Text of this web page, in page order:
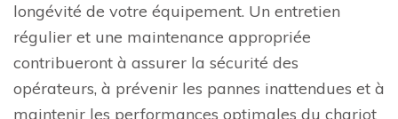
longévité de votre équipement. Un entretien
régulier et une maintenance appropriée
contribueront à assurer la sécurité des
opérateurs, à prévenir les pannes inattendues et à
maintenir les performances optimales du chariot